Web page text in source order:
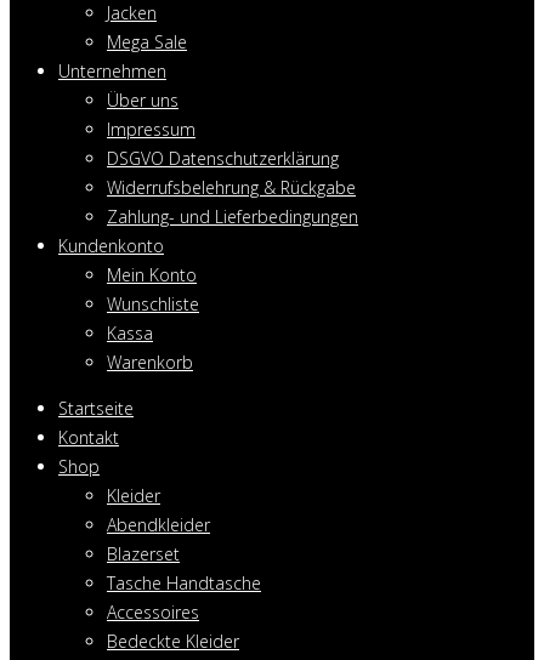
Jacken
Mega Sale
Unternehmen
Über uns
Impressum
DSGVO Datenschutzerklärung
Widerrufsbelehrung & Rückgabe
Zahlung- und Lieferbedingungen
Kundenkonto
Mein Konto
Wunschliste
Kassa
Warenkorb
Startseite
Kontakt
Shop
Kleider
Abendkleider
Blazerset
Tasche Handtasche
Accessoires
Bedeckte Kleider